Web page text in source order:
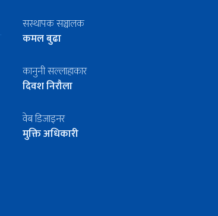
सस्थापक सञ्चालक
कमल बुढा
कानुनी सल्लाहाकार
दिवश निरौला
वेब डिजाइनर
मुक्ति अधिकारी